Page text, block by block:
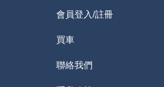
會員登入/註冊
買車
聯絡我們